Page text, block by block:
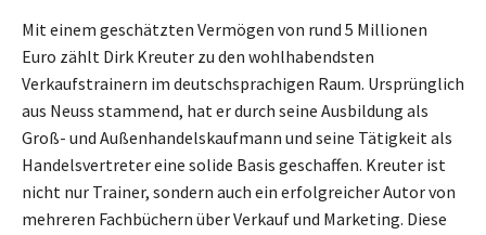
Mit einem geschätzten Vermögen von rund 5 Millionen
Euro zählt Dirk Kreuter zu den wohlhabendsten
Verkaufstrainern im deutschsprachigen Raum. Ursprünglich
aus Neuss stammend, hat er durch seine Ausbildung als
Groß- und Außenhandelskaufmann und seine Tätigkeit als
Handelsvertreter eine solide Basis geschaffen. Kreuter ist
nicht nur Trainer, sondern auch ein erfolgreicher Autor von
mehreren Fachbüchern über Verkauf und Marketing. Diese